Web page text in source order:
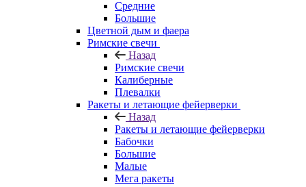
Средние
Большие
Цветной дым и фаера
Римские свечи
Назад
Римские свечи
Калиберные
Плевалки
Ракеты и летающие фейерверки
Назад
Ракеты и летающие фейерверки
Бабочки
Большие
Малые
Мега ракеты